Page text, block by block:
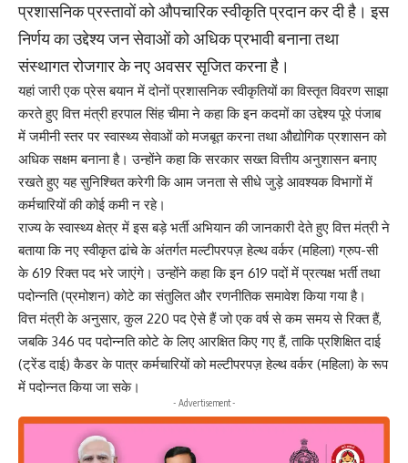
प्रशासनिक प्रस्तावों को औपचारिक स्वीकृति प्रदान कर दी है। इस
निर्णय का उद्देश्य जन सेवाओं को अधिक प्रभावी बनाना तथा
संस्थागत रोजगार के नए अवसर सृजित करना है।
यहां जारी एक प्रेस बयान में दोनों प्रशासनिक स्वीकृतियों का विस्तृत विवरण साझा
करते हुए वित्त मंत्री हरपाल सिंह चीमा ने कहा कि इन कदमों का उद्देश्य पूरे पंजाब
में जमीनी स्तर पर स्वास्थ्य सेवाओं को मजबूत करना तथा औद्योगिक प्रशासन को
अधिक सक्षम बनाना है। उन्होंने कहा कि सरकार सख्त वित्तीय अनुशासन बनाए
रखते हुए यह सुनिश्चित करेगी कि आम जनता से सीधे जुड़े आवश्यक विभागों में
कर्मचारियों की कोई कमी न रहे।
राज्य के स्वास्थ्य क्षेत्र में इस बड़े भर्ती अभियान की जानकारी देते हुए वित्त मंत्री ने
बताया कि नए स्वीकृत ढांचे के अंतर्गत मल्टीपरपज़ हेल्थ वर्कर (महिला) ग्रुप-सी
के 619 रिक्त पद भरे जाएंगे। उन्होंने कहा कि इन 619 पदों में प्रत्यक्ष भर्ती तथा
पदोन्नति (प्रमोशन) कोटे का संतुलित और रणनीतिक समावेश किया गया है।
वित्त मंत्री के अनुसार, कुल 220 पद ऐसे हैं जो एक वर्ष से कम समय से रिक्त हैं,
जबकि 346 पद पदोन्नति कोटे के लिए आरक्षित किए गए हैं, ताकि प्रशिक्षित दाई
(ट्रेंड दाई) कैडर के पात्र कर्मचारियों को मल्टीपरपज़ हेल्थ वर्कर (महिला) के रूप
में पदोन्नत किया जा सके।
- Advertisement -